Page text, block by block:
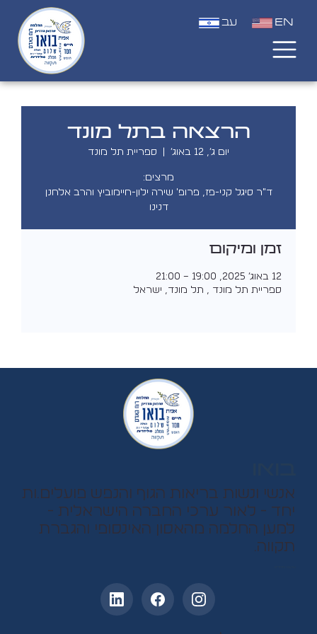
עב EN
הרצאה בתל מונד
יום ג׳, 12 באוג׳ ספריית תל מונד
ד"ר סיגל קני-פז, פרופ' שירה ילון-חיימוביץ והרב אלחנן
דנינו
זמן ומיקום
12 באוג׳ 2025, 19:00 – 21:00
ספריית תל מונד , תל מונד, ישראל
אנשי ונשות בריאות הגוף והנפש פועלים.ות
יחד - לאור ערכי החברה הישראלית -
למען החלמה מהאסון האינסופי והגברת
תקווה.